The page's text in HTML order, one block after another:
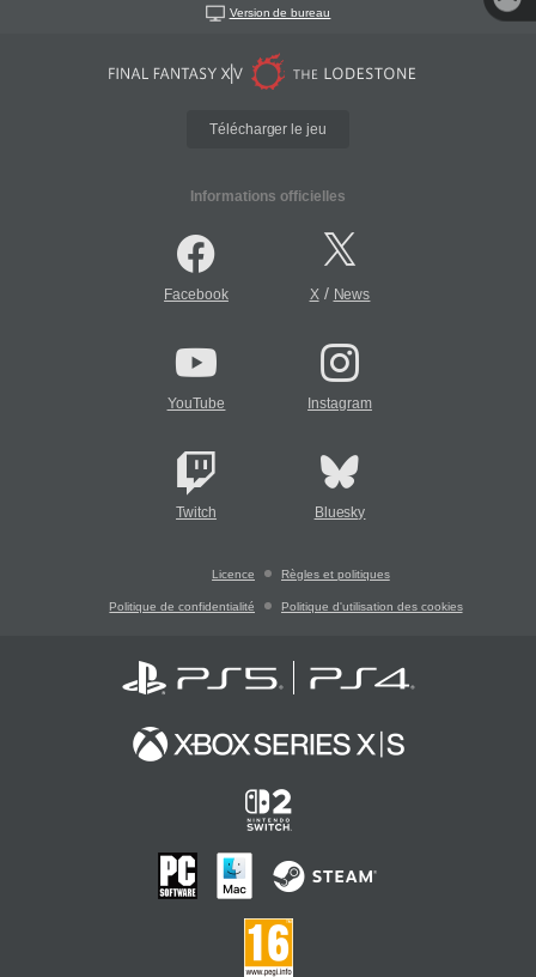
Version de bureau
Télécharger le jeu
Informations officielles
Facebook X/ News
YouTube Instagram
Twitch Bluesky
Licence Règles et politiques
Politique de confidentialité Politique d'utilisation des cookies